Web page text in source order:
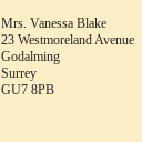
Mrs. Vanessa Blake
23 Westmoreland Avenue
Godalming
Surrey
GU7 8PB
20.